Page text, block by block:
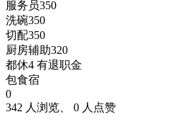
服务员350
洗碗350
切配350
厨房辅助320
都休4 有退职金
包食宿
0
342 人浏览、 0 人点赞